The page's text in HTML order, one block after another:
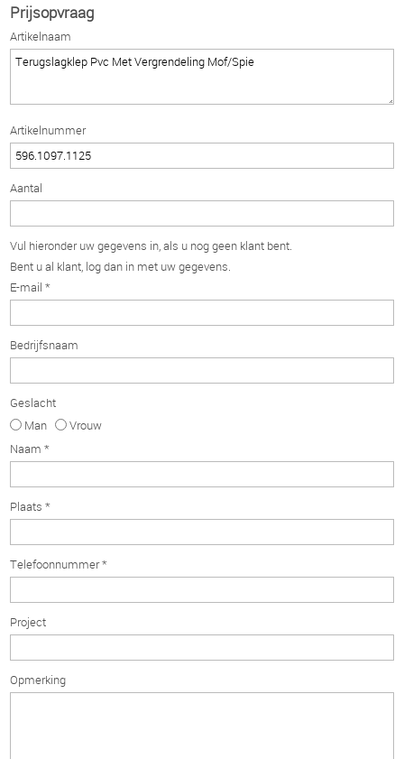
Prijsopvraag
Artikelnaam
Artikelnummer
Aantal
Vul hieronder uw gegevens in, als u nog geen klant bent.
Bent u al klant, log dan in met uw gegevens.
E-mail *
Bedrijfsnaam
Geslacht
Man
Vrouw
Naam *
Plaats *
Telefoonnummer *
Project
Opmerking